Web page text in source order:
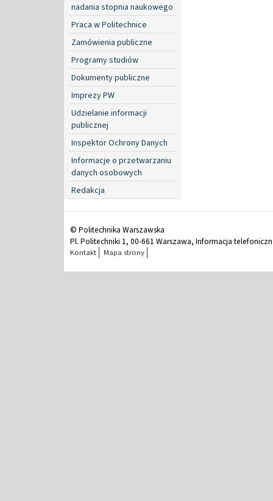
nadania stopnia naukowego
Praca w Politechnice
Zamówienia publiczne
Programy studiów
Dokumenty publiczne
Imprezy PW
Udzielanie informacji
publicznej
Inspektor Ochrony Danych
Informacje o przetwarzaniu
danych osobowych
Redakcja
© Politechnika Warszawska
Pl. Politechniki 1, 00-661 Warszawa, Informacja
Kontakt Mapa strony